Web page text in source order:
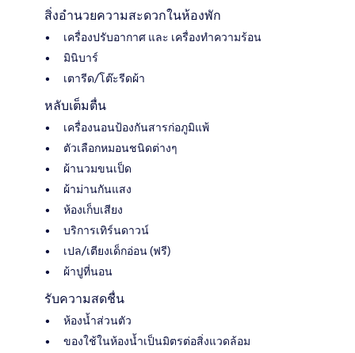
สิ่งอำนวยความสะดวกในห้องพัก
เครื่องปรับอากาศ และ เครื่องทำความร้อน
มินิบาร์
เตารีด/โต๊ะรีดผ้า
หลับเต็มตื่น
เครื่องนอนป้องกันสารก่อภูมิแพ้
ตัวเลือกหมอนชนิดต่างๆ
ผ้านวมขนเป็ด
ผ้าม่านกันแสง
ห้องเก็บเสียง
บริการเทิร์นดาวน์
เปล/เตียงเด็กอ่อน (ฟรี)
ผ้าปูที่นอน
รับความสดชื่น
ห้องน้ำส่วนตัว
ของใช้ในห้องน้ำเป็นมิตรต่อสิ่งแวดล้อม